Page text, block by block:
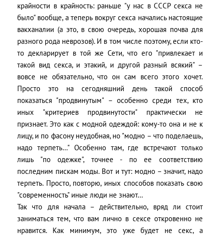
крайности в крайность: раньше "у нас в СССР секса не
было" вообще, а теперь вокруг секса начались настоящие
вакханалии (а это, в свою очередь, хорошая почва для
разного рода неврозов). И в том числе поэтому, если кто-
то декларирует в той же Сети, что его "привлекает и
такой вид секса, и этакий, и другой разный всякий" –
вовсе не обязательно, что он сам всего этого хочет.
Просто это на сегодняшний день такой способ
показаться "продвинутым" – особенно среди тех, кто
иных "критериев продвинутости" практически не
признает. Это как с модной одеждой: кому-то она и не к
лицу, и по фасону неудобная, но "модно – что поделаешь,
надо терпеть…" Особенно там, где встречают только
лишь "по одежке", точнее - по ее соответствию
последним пискам моды. Вот и тут: модно – значит, надо
терпеть. Просто, повторю, иных способов показать свою
"современность" иные люди не знают…
Так что для начала – действительно, вряд ли стоит
заниматься тем, что вам лично в сексе откровенно не
нравится. Как минимум, это уже будет не секс, а